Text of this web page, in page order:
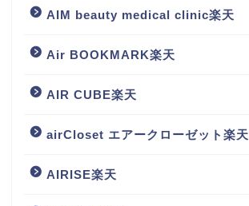
AIM beauty medical clinic楽天
Air BOOKMARK楽天
AIR CUBE楽天
airCloset エアークローゼット楽天
AIRISE楽天